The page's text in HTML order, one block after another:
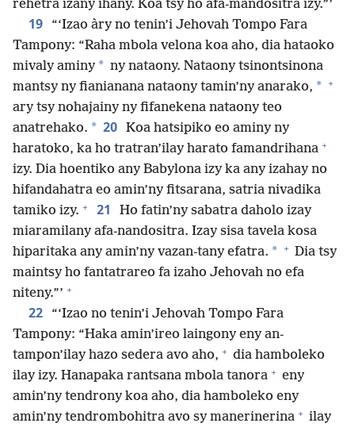
rehetra izany ihany. Koa tsy ho afa-mandositra izy.”’
19
“‘Izao àry no tenin’i Jehovah Tompo Fara
Tampony: “Raha mbola velona koa aho, dia hataoko
mivaly aminy * ny nataony. Nataony tsinontsinona
mantsy ny fianianana nataony tamin’ny anarako, * +
ary tsy nohajainy ny fifanekena nataony teo
anatrehako. * 20 Koa hatsipiko eo aminy ny
haratoko, ka ho tratran’ilay harato famandrihana +
izy. Dia hoentiko any Babylona izy ka any izahay no
hifandahatra eo amin’ny fitsarana, satria nivadika
tamiko izy. + 21
Ho fatin’ny sabatra daholo izay
miaramilany afa-nandositra. Izay sisa tavela kosa
hiparitaka any amin’ny vazan-tany efatra. * + Dia tsy
maintsy ho fantatrareo fa izaho Jehovah no efa
niteny.”’ +
22
“‘Izao no tenin’i Jehovah Tompo Fara
Tampony: “Haka amin’ireo laingony eny an-
tampon’ilay hazo sedera avo aho, + dia hamboleko
ilay izy. Hanapaka rantsana mbola tanora + eny
amin’ny tendrony koa aho, dia hamboleko eny
amin’ny tendrombohitra avo sy manerinerina + ilay